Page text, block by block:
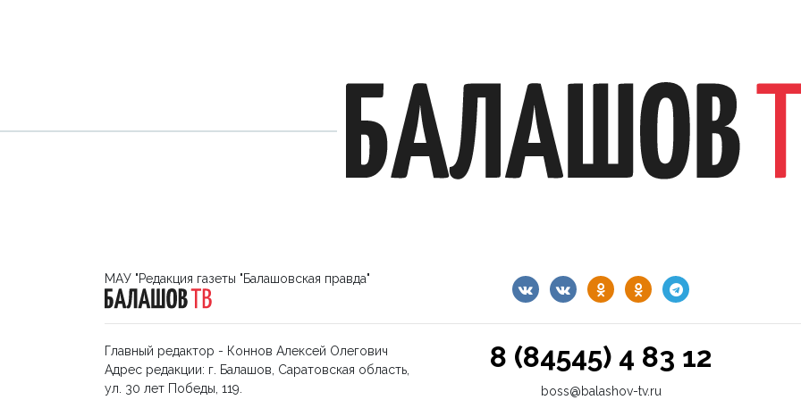
МАУ "Редакция газеты "Балашовская правда"
Главный редактор - Коннов Алексей Олегович
Адрес редакции: г. Балашов, Саратовская область,
ул. 30 лет Победы, 119.
8 (84545) 4 83 12
boss@balashov-tv.ru